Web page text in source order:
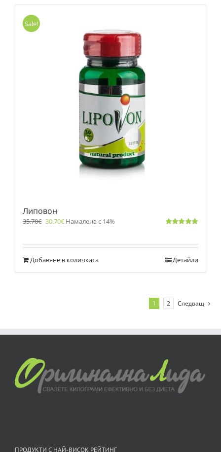
Sale!
Липовон
35.70€ 30.70€ Намалена с 14%
Добавяне в количката Детайли
1 2 Следващ
ПРОДУКТИ С НАЙ-ВИСОК РЕЙТИНГ